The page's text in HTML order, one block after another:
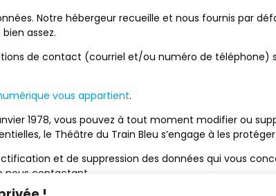
Notre hébergeur recueille et nous fournis par
assez.
de contact (courriel et/ou numéro de
vous appartient.
1978, vous pouvez à tout moment modifier ou
le Théâtre du Train Bleu s’engage à les protéger.
et de suppression des données qui vous
nous contactant.